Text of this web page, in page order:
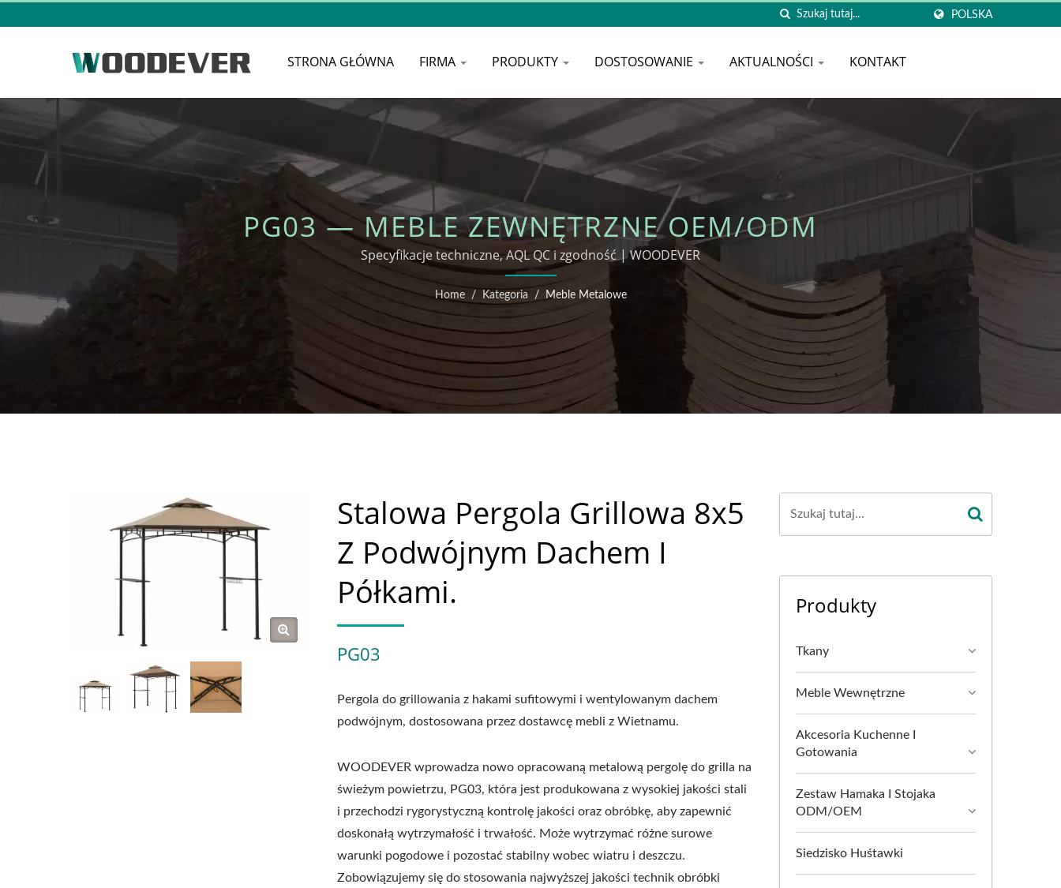
POLSKA
STRONA GŁÓWNA FIRMA PRODUKTY DOSTOSOWANIE AKTUALNOŚCI KONTAKT
PG03 — MEBLE ZEWNĘTRZNE OEM/ODM
Specyfikacje techniczne, AQL QC i zgodność | WOODEVER
Home / Kategoria / Meble Metalowe
Stalowa Pergola Grillowa 8x5
Z Podwójnym Dachem I
Półkami.
PG03
Pergola do grillowania z hakami sufitowymi i wentylowanym dachem
podwójnym, dostosowana przez dostawcę mebli z Wietnamu.
WOODEVER wprowadza nowo opracowaną metalową pergolę do grilla na
świeżym powietrzu, PG03, która jest produkowana z wysokiej jakości stali
i przechodzi rygorystyczną kontrolę jakości oraz obróbkę, aby zapewnić
doskonałą wytrzymałość i trwałość. Może wytrzymać różne surowe
warunki pogodowe i pozostać stabilny wobec wiatru i deszczu.
Zobowiązujemy się do stosowania najwyższej jakości technik obróbki
Produkty
Tkany
Meble Wewnętrzne
Akcesoria Kuchenne I
Gotowania
Zestaw Hamaka I Stojaka
ODM/OEM
Siedzisko Huśtawki